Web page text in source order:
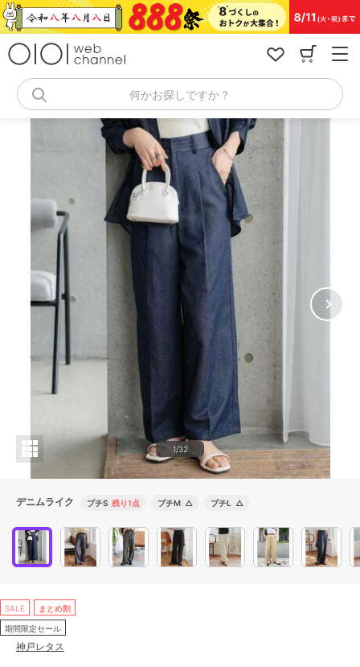
コ
ン
何かお探しですか？
1/32
デニムライク プチS 残り1点 プチM △ プチL △
SALE まとめ割
期間限定セール
神戸レタス